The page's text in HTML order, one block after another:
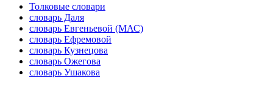
Толковые словари
словарь Даля
словарь Евгеньевой (МАС)
словарь Ефремовой
словарь Кузнецова
словарь Ожегова
словарь Ушакова